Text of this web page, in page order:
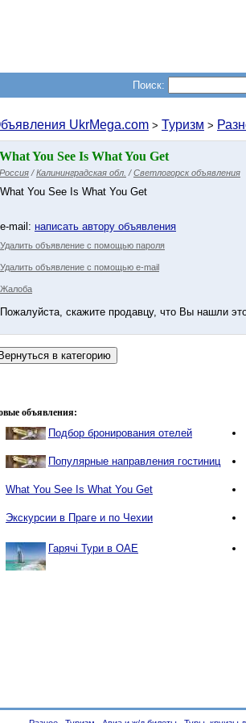
Поиск:
UkrMega.com > Туризм >
What You See Is What You Get
Россия /Калининградская обл. /Светлогорск объявления
What You See Is What You Get
e-mail: написать автору объявления
Удалить объявление с помощью пароля
Удалить объявление с помощью e-mail
Жалоба
Пожалуйста, скажите продавцу, что Вы нашли
объявления:
Подбор бронирования отелей
Популярные направления гостиниц
What You See Is What You Get
Экскурсии в Праге и по Чехии
Гарячі Тури в ОАЕ